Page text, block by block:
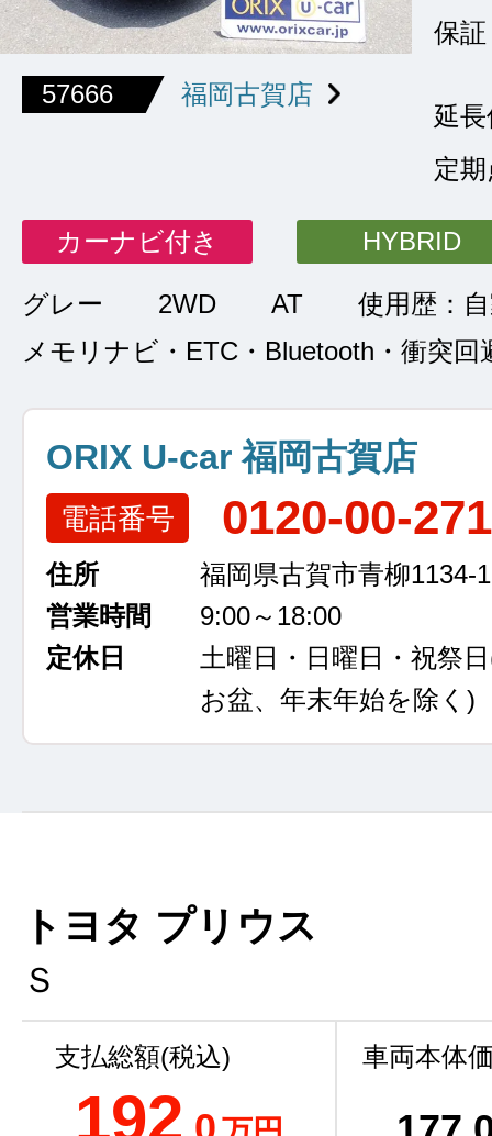
57666 福岡古賀店
保証
延
定
カーナビ付き HYBRID
グレー 2WD AT
使用歴：
メモリナビ・ETC・Bluetooth・衝突回
ORIX U-car 福岡古賀店
電話番号 0120-00-
住所
福岡県古賀市青柳1134-1
営業時間
9:00～18:00
定休日
土曜日・日曜日・祝祭日
お盆、年末年始を除く)
トヨタ プリウス
Ｓ
支払総額(税込)
192
車両本体